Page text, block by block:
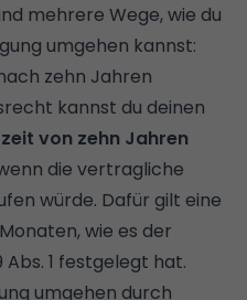
mehrere Wege, wie du
umgehen kannst:
zehn Jahren
kannst du deinen
von zehn Jahren
die vertragliche
würde. Dafür gilt eine
wie es der
1 festgelegt hat.
umgehen durch